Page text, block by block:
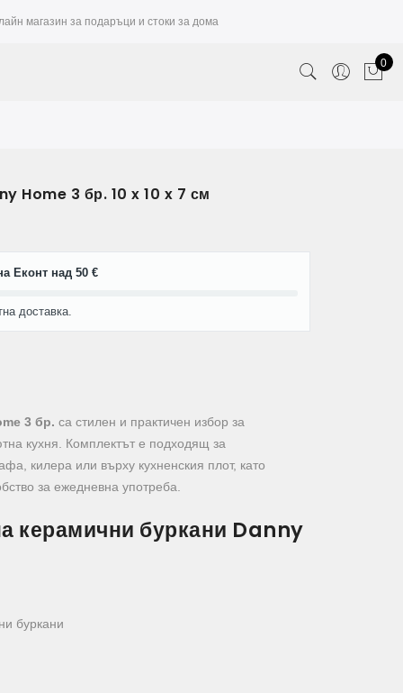
магазин за подаръци и стоки за дома
0
Home 3 бр. 10 x 10 x 7 см
Еконт над 50 €
доставка.
3 бр. са стилен и практичен избор за
кухня. Комплектът е подходящ за
килера или върху кухненския плот, като
за ежедневна употреба.
керамични буркани Danny
буркани